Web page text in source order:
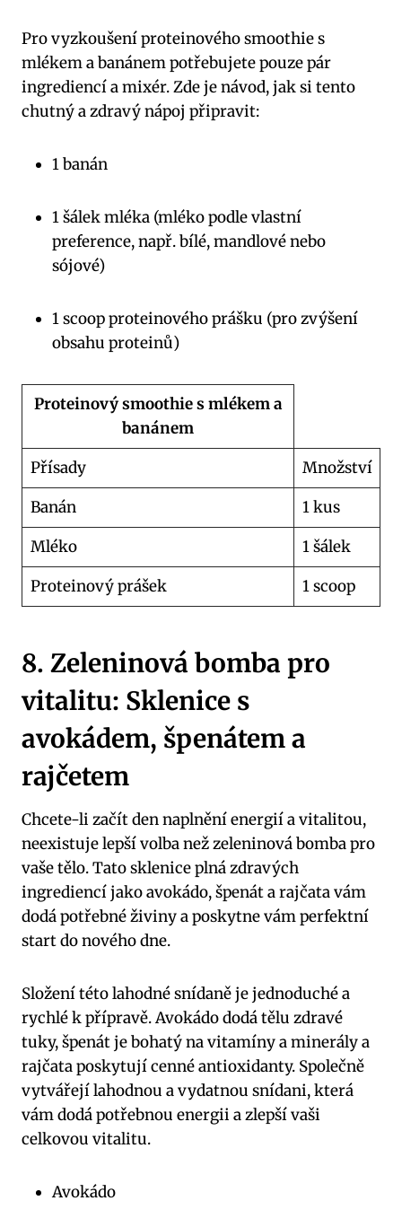
Pro vyzkoušení proteinového smoothie s
mlékem a banánem potřebujete pouze pár
ingrediencí a mixér. Zde je návod, jak si tento
chutný a zdravý nápoj připravit:
1 banán
1 šálek mléka (mléko podle vlastní
preference, např. bílé, mandlové nebo
sójové)
1 scoop proteinového prášku (pro zvýšení
obsahu proteinů)
Proteinový smoothie s mlékem a
banánem
Přísady
Množství
Banán
1 kus
Mléko
1 šálek
Proteinový prášek
1 scoop
8. Zeleninová bomba pro
vitalitu: Sklenice s
avokádem, špenátem a
rajčetem
Chcete-li začít den naplnění energií a vitalitou,
neexistuje lepší volba než zeleninová bomba pro
vaše tělo. Tato sklenice plná zdravých
ingrediencí jako avokádo, špenát a rajčata vám
dodá potřebné živiny a poskytne vám perfektní
start do nového dne.
Složení této lahodné snídaně je jednoduché a
rychlé k přípravě. Avokádo dodá tělu zdravé
tuky, špenát je bohatý na vitamíny a minerály a
rajčata poskytují cenné antioxidanty. Společně
vytvářejí lahodnou a vydatnou snídani, která
vám dodá potřebnou energii a zlepší vaši
celkovou vitalitu.
Avokádo